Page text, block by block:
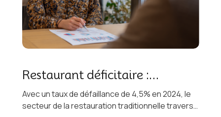
Restaurant déficitaire :
comment le transformer en
opportunité de vente ?
Avec un taux de défaillance de 4,5% en 2024, le
secteur de la restauration traditionnelle traverse